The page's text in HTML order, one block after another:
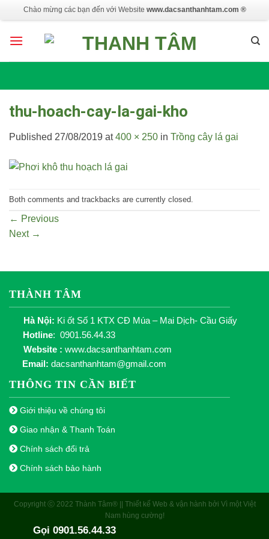
to
content
Chào mừng các bạn đến với Website www.dacsanthanhtam.com ®
thu-hoach-cay-la-gai-kho
Published 27/08/2019 at400 × 250 in Trồng cây lá gai
Both comments and trackbacks are currently closed.
← Previous
Next →
THÀNH TÂM
Hà Nội: Ki ốt Số 1 KTX CĐ Múa – Mai Dịch- Cầu Giấy
Hotline: 0901.56.44.33
Website : www.dacsanthanhtam.com
Email: dacsanthanhtam@gmail.com
THÔNG TIN CẦN BIẾT
Giới thiệu về chúng tôi
Giao nhận & Thanh Toán
Chính sách đổi trả
Chính sách bảo hành
Gọi 0901.56.44.33
Copyright ⓒ 2022 Thành Tâm® || Thiết kế Web & vận hành bởi Vì một Việt
Nam hùng cường!